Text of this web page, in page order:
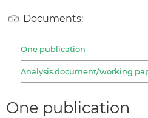
Documents:
One publication
Analysis document/working
One publication